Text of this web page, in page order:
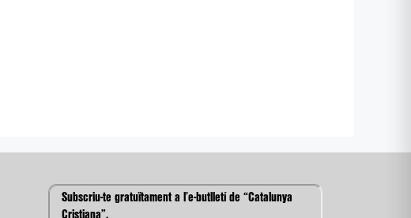
Subscriu-te gratuïtament a l’e-butlletí de “Catalunya
Cristiana”.